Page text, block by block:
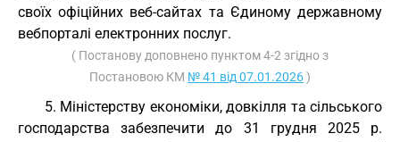
своїх офіційних веб-сайтах та Єдиному державному
вебпорталі електронних послуг.
( Постанову доповнено пунктом 4-2 згідно з
Постановою КМ № 41 від 07.01.2026)
5. Міністерству економіки, довкілля та сільського
господарства забезпечити до 31 грудня 2025 р.